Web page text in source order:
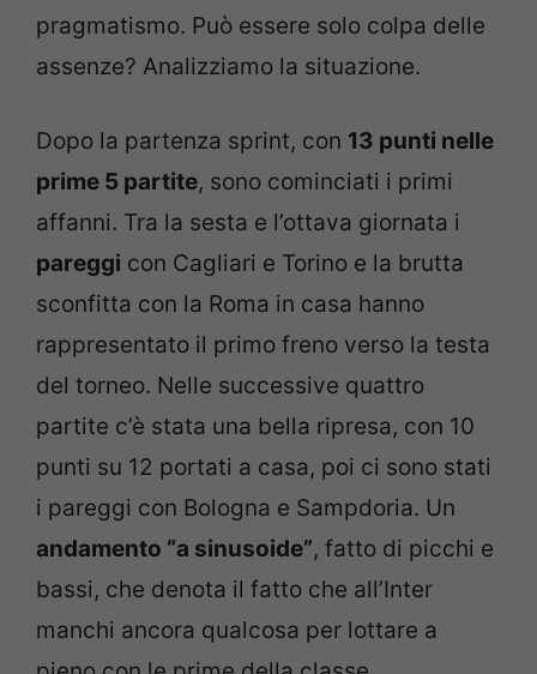
pragmatismo. Può essere solo colpa delle
assenze? Analizziamo la situazione.
Dopo la partenza sprint, con 13 punti nelle
prime 5 partite, sono cominciati i primi
affanni. Tra la sesta e l’ottava giornata i
pareggi con Cagliari e Torino e la brutta
sconfitta con la Roma in casa hanno
rappresentato il primo freno verso la testa
del torneo. Nelle successive quattro
partite c’è stata una bella ripresa, con 10
punti su 12 portati a casa, poi ci sono stati
i pareggi con Bologna e Sampdoria. Un
andamento “a sinusoide”, fatto di picchi e
bassi, che denota il fatto che all’Inter
manchi ancora qualcosa per lottare a